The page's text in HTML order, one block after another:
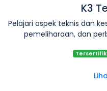
K3
Pelajari aspek teknis dan
pemeliharaan, dan